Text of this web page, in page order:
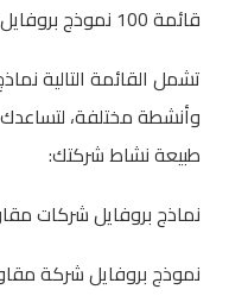
قائمة 100 نموذج بروفايل شركات جاهزة لمجالات متنوعة
تشمل القائمة التالية
وأنشطة مختلفة،
طبيعة نشاط شركتك:
نماذج بروفايل شركات
نموذج بروفايل شركة